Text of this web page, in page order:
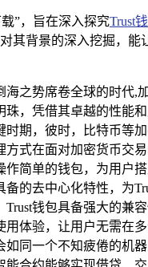
”，旨在深入探究Trust钱
其背景的深入挖掘，
海之势席卷全球的时代,
珠，凭借其卓越的性能
期，彼时，比特币等
式在面对加密货币交
简单的钱包，为用户
的去中心化特性，为
Trust钱包具备强大的兼
体验，让用户无需在
同一个不知疲倦的机